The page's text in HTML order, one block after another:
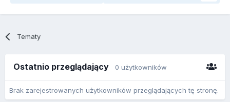
Tematy
Ostatnio przeglądający 0 użytkowników
Brak zarejestrowanych użytkowników przeglądających tę stronę.